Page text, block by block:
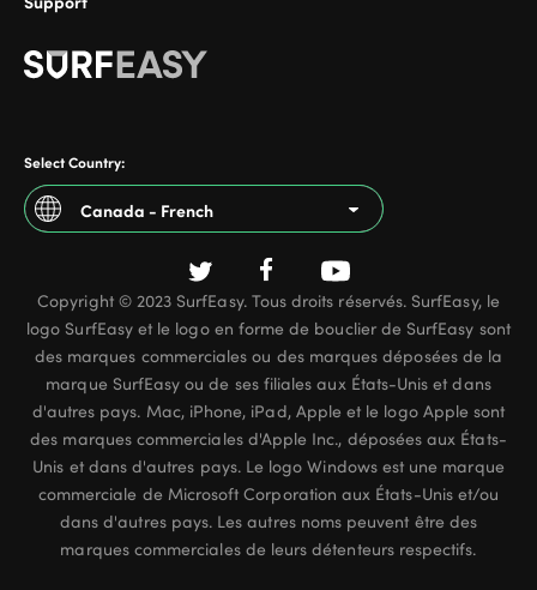
Select Country:
Canada - French
Australia
Austria
Belgium - French
Belgium - Dutch
Brazil
Canada - English
Copyright © 2023 SurfEasy. Tous droits réservés. SurfEasy, le
logo SurfEasy et le logo en forme de bouclier de SurfEasy sont
des marques commerciales ou des marques déposées de la
marque SurfEasy ou de ses filiales aux États-Unis et dans
d'autres pays. Mac, iPhone, iPad, Apple et le logo Apple sont
des marques commerciales d'Apple Inc., déposées aux États-
Unis et dans d'autres pays. Le logo Windows est une marque
commerciale de Microsoft Corporation aux États-Unis et/ou
dans d'autres pays. Les autres noms peuvent être des
marques commerciales de leurs détenteurs respectifs.